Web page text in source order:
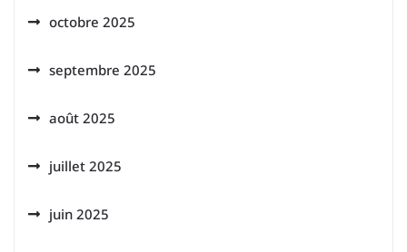
octobre 2025
septembre 2025
août 2025
juillet 2025
juin 2025